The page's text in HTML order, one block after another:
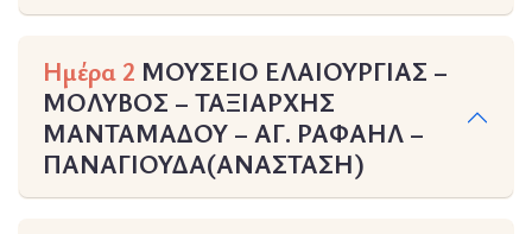
Ημέρα 2 ΜΟΥΣΕΙΟ ΕΛΑΙΟΥΡΓΙΑΣ –
ΜΟΛΥΒΟΣ – ΤΑΞΙΑΡΧΗΣ
ΜΑΝΤΑΜΑΔΟΥ – ΑΓ. ΡΑΦΑΗΛ –
ΠΑΝΑΓΙΟΥΔΑ(ΑΝΑΣΤΑΣΗ)